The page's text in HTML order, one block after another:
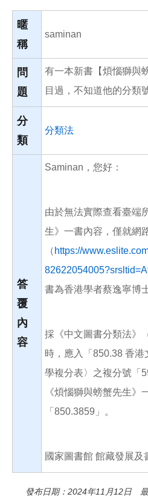
暱
稱
saminan
問
題
有一本新書【煩惱獅與
目過，不知道他的分類
分
類
分類法
答
覆
內
容
Saminan，您好：
由於無法實際查看臺端
生》一書內容，僅就網
（ https://
書為香港學者蔡逸寧博
採《中文圖書分類法》
時，應入「850.38 香
學複分表〉之複分號「
《煩惱獅與螃蟹先生》
「850.3859」。
國家圖書館 館藏發展及
發布日期：2024年11月12日